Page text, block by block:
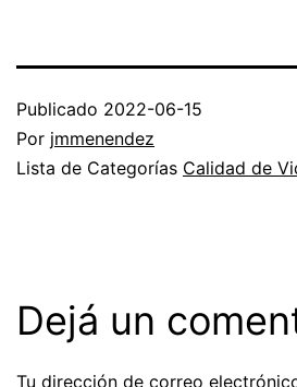
Publicado 2022-06-15
Por jmmenendez
Lista de Categorías Calidad de
Dejá un
Tu dirección de correo